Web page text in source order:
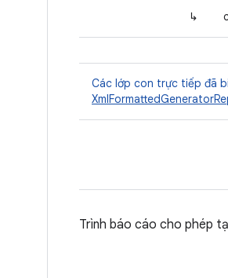
↳
Các lớp con trực tiếp đã
Trình báo cáo cho phép